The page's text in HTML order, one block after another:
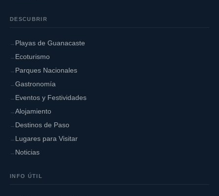
DESCUBRIR
Playas de Guanacaste
Ecoturismo
Parques Nacionales
Gastronomía
Eventos y Festividades
Alojamiento
Destinos de Paso
Lugares para Visitar
Noticias
INFO ÚTIL